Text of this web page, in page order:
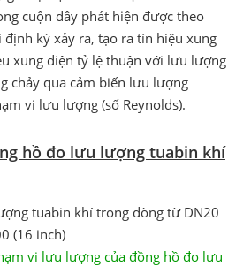
cuộn dây phát hiện được theo
kỳ xảy ra, tạo ra tín hiệu xung
xung điện tỷ lệ thuận với lưu lượng
chảy qua cảm biến lưu lượng
vi lưu lượng (số Reynolds).
hồ đo lưu lượng tuabin khí
tuabin khí trong dòng từ DN20
(16 inch)
vi lưu lượng của đồng hồ đo lưu